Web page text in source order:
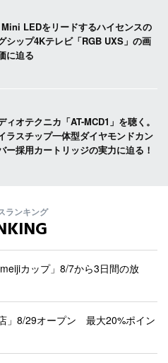
LEDをリードするハイセンスの
シップ4Kテレビ「RGB UXS」の画
に迫る
ィオテクニカ「AT-MCD1」を聴く。
ラスチップ一体型ダイヤモンドカン
ー採用カートリッジの実力に迫る！
ランキング
カップ」8/7から3日間の放
」8/29オープン 最大20%ポイン